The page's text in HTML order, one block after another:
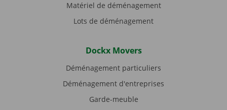
Matériel de déménagement
Lots de déménagement
Dockx Movers
Déménagement particuliers
Déménagement d'entreprises
Garde-meuble